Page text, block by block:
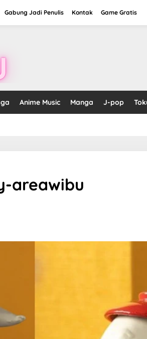
Gabung Jadi Penulis Kontak Game Gratis
Anime Music Manga J-pop
areawibu